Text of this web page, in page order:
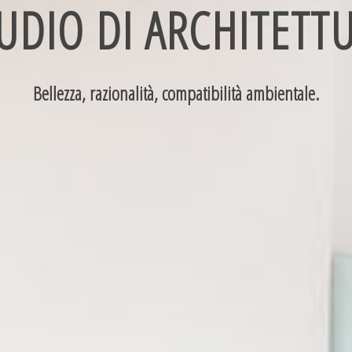
DI
Bellezza, razionalità, compatibilità ambientale.